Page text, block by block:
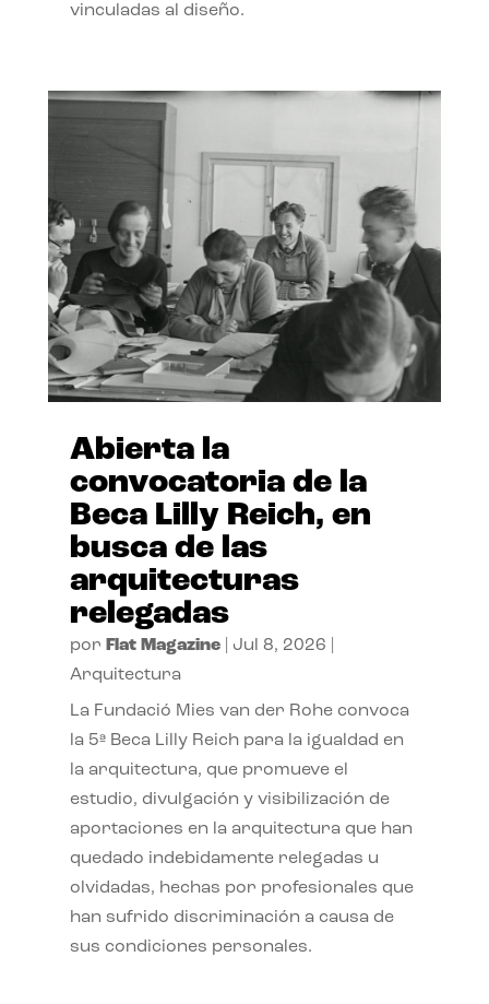
vinculadas al diseño.
Abierta la
convocatoria de la
Beca Lilly Reich, en
busca de las
arquitecturas
relegadas
por Flat Magazine| Jul 8, 2026
Arquitectura
La Fundació Mies van der Rohe convoca
la 5ª Beca Lilly Reich para la igualdad en
la arquitectura, que promueve el
estudio, divulgación y visibilización de
aportaciones en la arquitectura que han
quedado indebidamente relegadas u
olvidadas, hechas por profesionales que
han sufrido discriminación a causa de
sus condiciones personales.